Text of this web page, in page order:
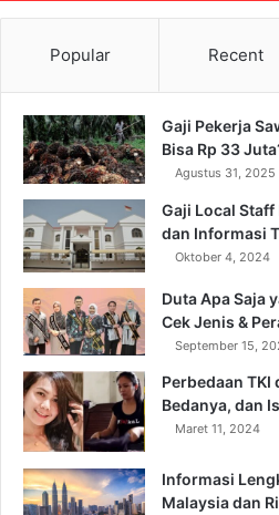
Popular Recent
Gaji Pekerja
Bisa Rp 33
Agustus 31, 2025
Gaji Local Staff
dan Informasi
Oktober 4, 2024
Duta Apa Saja
Cek Jenis &
September 15,
Perbedaan TKI
Bedanya, dan
Maret 11, 2024
Informasi
Malaysia dan